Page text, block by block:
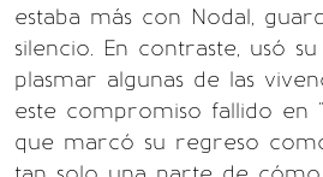
estaba más con Nodal,
silencio. En contraste, usó
plasmar algunas de las
este compromiso fallido en
que marcó su regreso